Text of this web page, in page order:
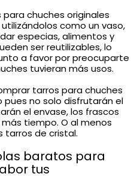
para chuches originales
como un vaso,
especias, alimentos y
ser reutilizables, lo
a favor por preocuparte
tuvieran más usos.
tarros para chuches
pues no solo disfrutarán el
el envase, los frascos
tiempo. O al menos
tarros de cristal.
baratos para
tus